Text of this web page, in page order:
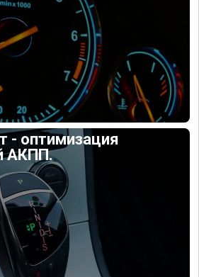
- оптимизация
АКПП.